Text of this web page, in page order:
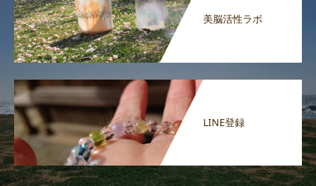
美脳活性ラボ
LINE登録